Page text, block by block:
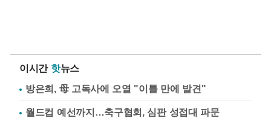
이시간 핫뉴스
방은희, 母 고독사에 오열 "이틀 만에 발견"
월드컵 예선까지…축구협회, 심판 성접대 파문